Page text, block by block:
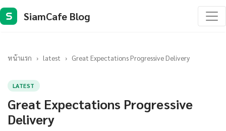
S SiamCafe Blog
หน้าแรก › latest › Great Expectations Progressive Delivery
LATEST
Great Expectations Progressive
Delivery